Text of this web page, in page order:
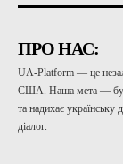
ПРО НАС:
UA-Platform — це
США. Наша мета — бути
та надихає українську
діалог.